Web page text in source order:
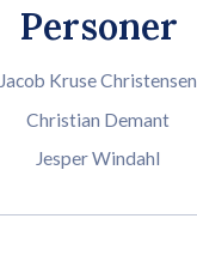
Personer
Jacob Kruse Christensen
Christian Demant
Jesper Windahl